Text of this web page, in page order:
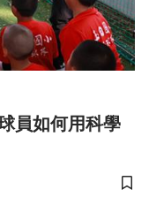
員如何用科學
儲